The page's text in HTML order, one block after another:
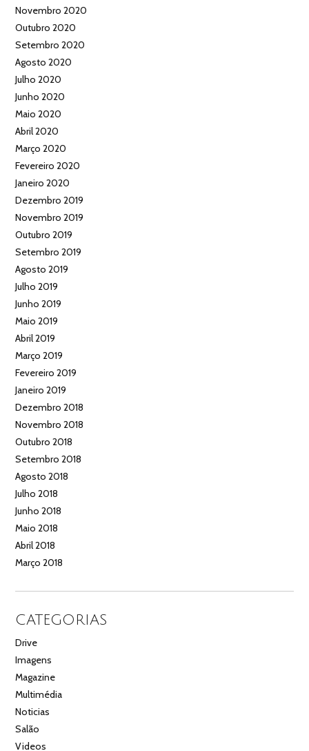
Novembro 2020
Outubro 2020
Setembro 2020
Agosto 2020
Julho 2020
Junho 2020
Maio 2020
Abril 2020
Março 2020
Fevereiro 2020
Janeiro 2020
Dezembro 2019
Novembro 2019
Outubro 2019
Setembro 2019
Agosto 2019
Julho 2019
Junho 2019
Maio 2019
Abril 2019
Março 2019
Fevereiro 2019
Janeiro 2019
Dezembro 2018
Novembro 2018
Outubro 2018
Setembro 2018
Agosto 2018
Julho 2018
Junho 2018
Maio 2018
Abril 2018
Março 2018
CATEGORIAS
Drive
Imagens
Magazine
Multimédia
Noticias
Salão
Videos